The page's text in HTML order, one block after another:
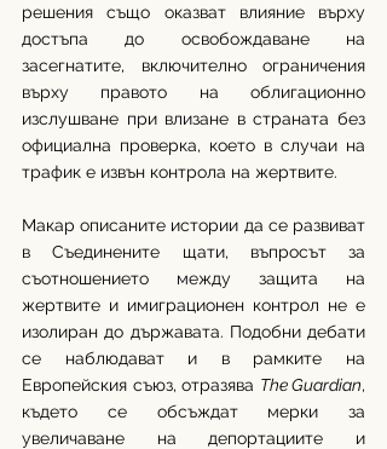
решения също оказват влияние върху
достъпа до освобождаване на
засегнатите, включително ограничения
върху правото на облигационно
изслушване при влизане в страната без
официална проверка, което в случаи на
трафик е извън контрола на жертвите.
Макар описаните истории да се развиват
в Съединените щати, въпросът за
съотношението между защита на
жертвите и имиграционен контрол не е
изолиран до държавата. Подобни дебати
се наблюдават и в рамките на
Европейския съюз, отразява The Guardian,
където се обсъждат мерки за
увеличаване на депортациите и